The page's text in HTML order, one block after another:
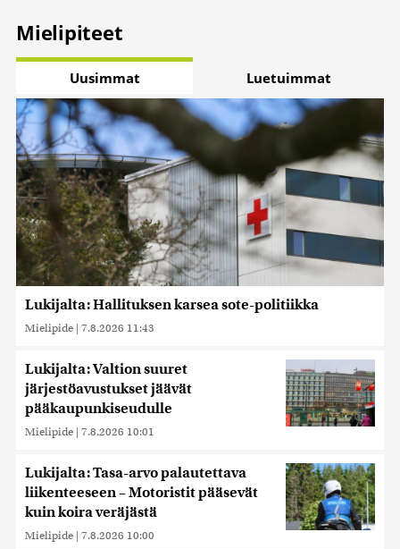
Mielipiteet
Uusimmat Luetuimmat
Lukijalta: Hallituksen karsea sote-politiikka
Mielipide | 7.8.2026 11:43
Lukijalta: Valtion suuret
järjestöavustukset jäävät
pääkaupunkiseudulle
Mielipide | 7.8.2026 10:01
Lukijalta: Tasa-arvo palautettava
liikenteeseen – Motoristit pääsevät
kuin koira veräjästä
Mielipide | 7.8.2026 10:00